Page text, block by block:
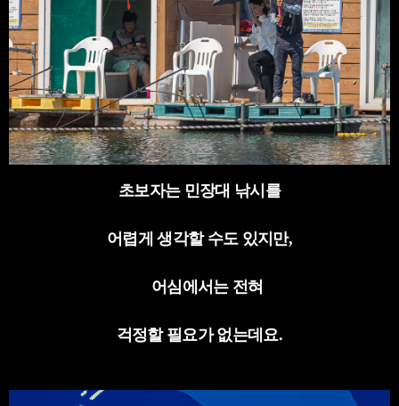
초보자는 민장대 낚시를
어렵게 생각할 수도 있지만,
어심에서는 전혀
걱정할 필요가 없는데요.